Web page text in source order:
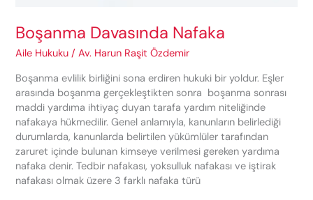
Boşanma Davasında Nafaka
Aile Hukuku /Av. Harun Raşit Özdemir
Boşanma evlilik birliğini sona erdiren hukuki bir yoldur. Eşler
arasında boşanma gerçekleştikten sonra boşanma sonrası
maddi yardıma ihtiyaç duyan tarafa yardım niteliğinde
nafakaya hükmedilir. Genel anlamıyla, kanunların belirlediği
durumlarda, kanunlarda belirtilen yükümlüler tarafından
zaruret içinde bulunan kimseye verilmesi gereken yardıma
nafaka denir. Tedbir nafakası, yoksulluk nafakası ve iştirak
nafakası olmak üzere 3 farklı nafaka türü